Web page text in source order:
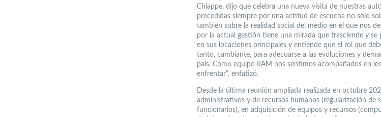
Chiappe, dijo que celebra una nueva visita de nuestras
precedidas siempre por una actitud de escucha no solo
también sobre la realidad social del medio en el que nos
por la actual gestión tiene una mirada que trasciende y se
en sus locaciones principales y entiende que el rol que
tanto, cambiante, para adecuarse a las evoluciones y
país. Como equipo IIAM nos sentimos acompañados en
enfrentar”, enfatizó.
Desde la última reunión ampliada realizada en octubre
administrativos y de recursos humanos (regularización de
funcionarios), en adquisición de equipos y recursos